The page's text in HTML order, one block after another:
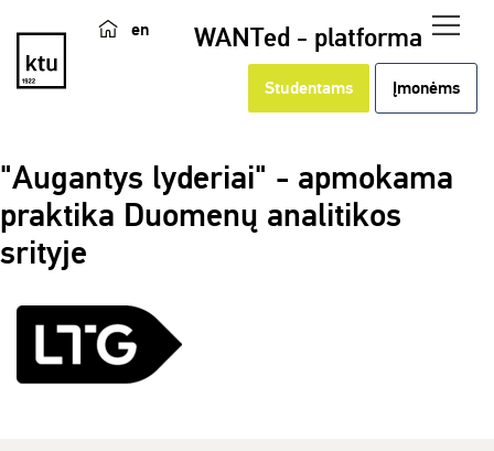
en WANTed - platforma
Studentams Įmonėms
"Augantys lyderiai" - apmokama
praktika Duomenų analitikos
srityje